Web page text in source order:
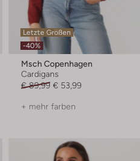
Letzte Größen
-40%
Msch Copenhagen
Cardigans
€ 89,99 € 53,99
+ mehr farben